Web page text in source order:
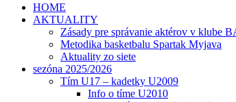
HOME
AKTUALITY
Zásady pre správanie aktérov v klube
Metodika basketbalu Spartak Myjava
Aktuality zo siete
sezóna 2025/2026
Tím U17 – kadetky U2009
Info o tíme U2010